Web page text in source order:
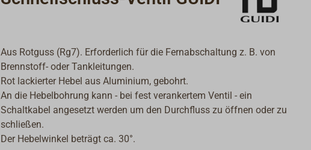
Aus Rotguss (Rg7). Erforderlich für die Fernabschaltung z. B. von
Brennstoff- oder Tankleitungen.
Rot lackierter Hebel aus Aluminium, gebohrt.
An die Hebelbohrung kann - bei fest verankertem Ventil - ein
Schaltkabel angesetzt werden um den Durchfluss zu öffnen oder zu
schließen.
Der Hebelwinkel beträgt ca. 30°.